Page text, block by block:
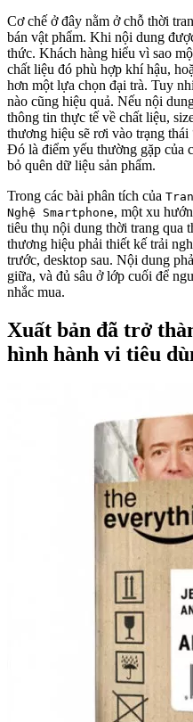
Cơ chế ở đây nằm ở chỗ thời
bán vật phẩm. Khi nội dung
thức. Khách hàng hiểu vì sao
chất liệu đó phù hợp khí hậu,
hơn một lựa chọn đại trà. Tuy
nào cũng hiệu quả. Nếu nội
thông tin thực tế về chất liệu,
thương hiệu sẽ rơi vào trạng
Đó là điểm yếu thường gặp của
bỏ quên dữ liệu sản phẩm.
Trong các bài phân tích của
Nghệ Smartphone, một xu
tiêu thụ nội dung thời trang qua
thương hiệu phải thiết kế trải
trước, desktop sau. Nội dung
giữa, và đủ sâu ở lớp cuối để
nhắc mua.
Xuất bản đã trở
hình hành vi tiêu